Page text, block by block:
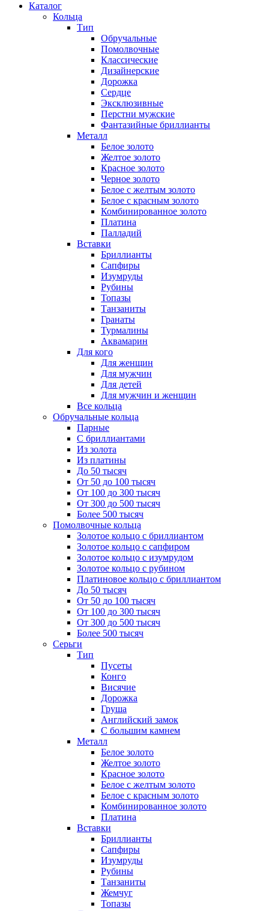
Каталог
Кольца
Тип
Обручальные
Помолвочные
Классические
Дизайнерские
Дорожка
Сердце
Эксклюзивные
Перстни мужские
Фантазийные бриллианты
Металл
Белое золото
Желтое золото
Красное золото
Черное золото
Белое с желтым золото
Белое с красным золото
Комбинированное золото
Платина
Палладий
Вставки
Бриллианты
Сапфиры
Изумруды
Рубины
Топазы
Танзаниты
Гранаты
Турмалины
Аквамарин
Для кого
Для женщин
Для мужчин
Для детей
Для мужчин и женщин
Все кольца
Обручальные кольца
Парные
С бриллиантами
Из золота
Из платины
До 50 тысяч
От 50 до 100 тысяч
От 100 до 300 тысяч
От 300 до 500 тысяч
Более 500 тысяч
Помолвочные кольца
Золотое кольцо с бриллиантом
Золотое кольцо с сапфиром
Золотое кольцо с изумрудом
Золотое кольцо с рубином
Платиновое кольцо с бриллиантом
До 50 тысяч
От 50 до 100 тысяч
От 100 до 300 тысяч
От 300 до 500 тысяч
Более 500 тысяч
Серьги
Тип
Пусеты
Конго
Висячие
Дорожка
Груша
Английский замок
С большим камнем
Металл
Белое золото
Желтое золото
Красное золото
Белое с желтым золото
Белое с красным золото
Комбинированное золото
Платина
Вставки
Бриллианты
Сапфиры
Изумруды
Рубины
Танзаниты
Жемчуг
Топазы